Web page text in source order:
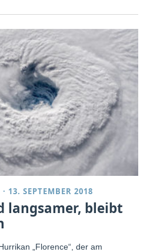
· 13. SEPTEMBER 2018
langsamer, bleibt
„Florence“, der am